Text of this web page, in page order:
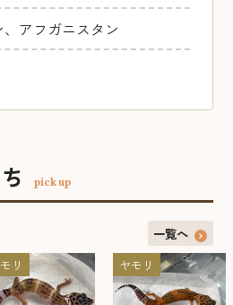
アフガニスタン
pick up
一覧へ
リ ヤモリ